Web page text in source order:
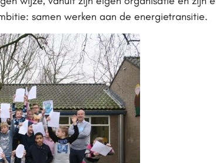
samen werken aan de energietransitie.